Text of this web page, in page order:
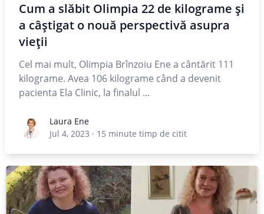
Cum a slăbit Olimpia 22 de kilograme și
a câștigat o nouă perspectivă asupra
vieții
Cel mai mult, Olimpia Brînzoiu Ene a cântărit 111
kilograme. Avea 106 kilograme când a devenit
pacienta Ela Clinic, la finalul ...
Laura EneLaura Ene
Jul 4, 2023 · 15 minute timp de citit